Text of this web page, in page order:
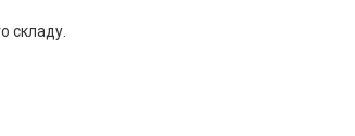
складу.